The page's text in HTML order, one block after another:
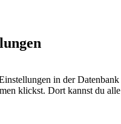
in der
klickst. Dort kannst du